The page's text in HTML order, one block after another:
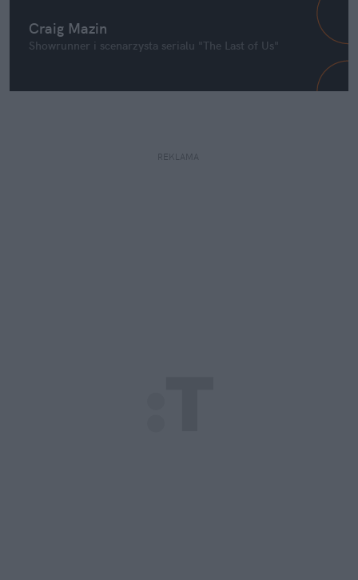
Craig Mazin
Showrunner i scenarzysta serialu "The Last of Us"
REKLAMA